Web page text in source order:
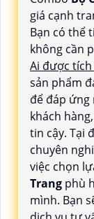
giá cạnh
Bạn có thể
không cần
Ai được
sản phẩm
để đáp ứng
khách
tin cậy. Tại
chuyên
việc chọn
Trang phù
mình. Bạn